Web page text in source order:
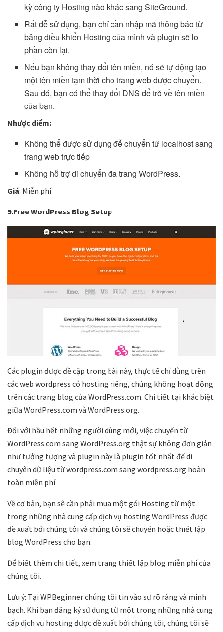
kỳ công ty Hosting nào khác sang SiteGround.
Rất dễ sử dụng, bạn chỉ cần nhập mã thông báo từ
bảng điều khiển Hosting của mình và plugin sẽ lo
phần còn lại.
Nếu bạn không thay đổi tên miền, nó sẽ tự động tạo
một tên miền tạm thời cho trang web được chuyển.
Sau đó, bạn có thể thay đổi DNS để trỏ về tên miền
của bạn.
Nhược điểm:
Không thể được sử dụng để chuyển từ localhost sang
trang web trực tiếp
Không hỗ trợ di chuyển đa trang WordPress.
Giá: Miễn phí
9.Free WordPress Blog Setup
Các plugin được đề cập trong bài này, thực tế chỉ dùng trên
các web wordpress có hosting riêng, chúng không hoạt động
trên các trang blog của WordPress.com. Chi tiết tại khác biệt
giữa WordPress.com và WordPress.org.
Đối với hầu hết những người dùng mới, việc chuyển từ
WordPress.com sang WordPress.org thật sự không đơn giản
như tưởng tượng và plugin này là plugin tốt nhất để di
chuyên dữ liệu từ wordpress.com sang wordpress.org hoàn
toàn miễn phí
Về cơ bản, bạn sẽ cần phải mua một gói Hosting từ một
trong những nhà cung cấp dịch vụ hosting WordPress được
đề xuất bới chúng tôi và chúng tôi sẽ chuyển hoặc thiết lập
blog WordPress cho bạn.
Để biết thêm chi tiết, xem trang thiết lập blog miễn phí của
chúng tôi.
Lưu ý: Tại WPBeginner chúng tôi tin vào sự rõ ràng và minh
bạch. Khi bạn đăng ký sử dụng từ một trong những nhà cung
cấp dịch vụ hosting được đề xuất bới chúng tôi, chúng tôi sẽ